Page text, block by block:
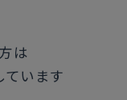
は
ています